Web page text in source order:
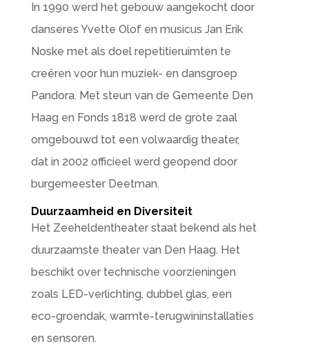
In 1990 werd het gebouw aangekocht door
danseres Yvette Olof en musicus Jan Erik
Noske met als doel repetitieruimten te
creëren voor hun muziek- en dansgroep
Pandora. Met steun van de Gemeente Den
Haag en Fonds 1818 werd de grote zaal
omgebouwd tot een volwaardig theater,
dat in 2002 officieel werd geopend door
burgemeester Deetman.
Duurzaamheid en Diversiteit
Het Zeeheldentheater staat bekend als het
duurzaamste theater van Den Haag. Het
beschikt over technische voorzieningen
zoals LED-verlichting, dubbel glas, een
eco-groendak, warmte-terugwininstallaties
en sensoren.